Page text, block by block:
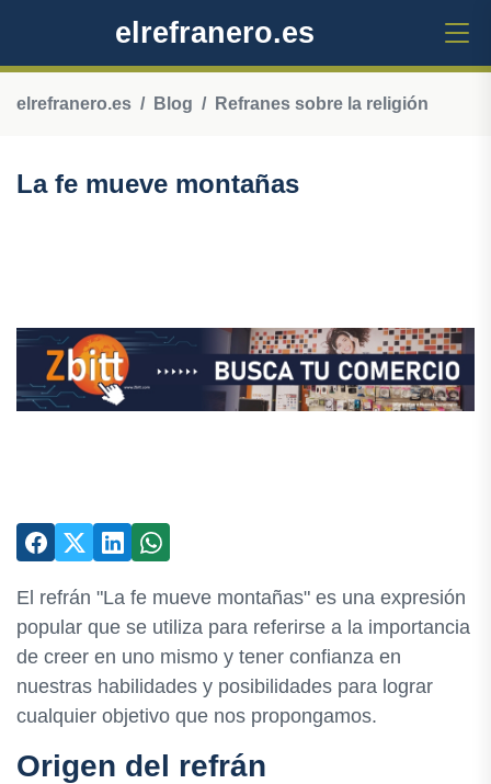
elrefranero.es
elrefranero.es Blog Refranes sobre la religión
La fe mueve montañas
El refrán "La fe mueve montañas" es una expresión
popular que se utiliza para referirse a la importancia
de creer en uno mismo y tener confianza en
nuestras habilidades y posibilidades para lograr
cualquier objetivo que nos propongamos.
Origen del refrán